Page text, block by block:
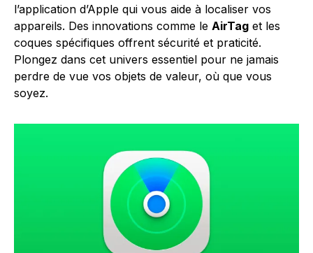
l’application d’Apple qui vous aide à localiser vos
appareils. Des innovations comme le AirTag et les
coques spécifiques offrent sécurité et praticité.
Plongez dans cet univers essentiel pour ne jamais
perdre de vue vos objets de valeur, où que vous
soyez.